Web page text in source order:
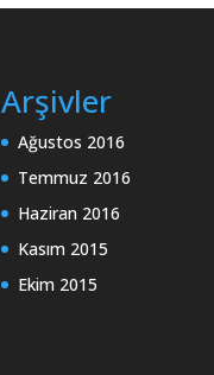
Arşivler
Ağustos 2016
Temmuz 2016
Haziran 2016
Kasım 2015
Ekim 2015